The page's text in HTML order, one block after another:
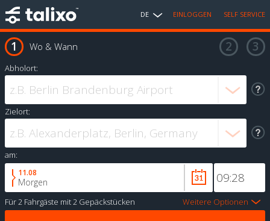
DE EINLOGGEN SELF SERVICE
Wo & Wann
Abholort:
Zielort:
am:
11.08
Morgen
Für2 Fahrgäste mit2 Gepäckstücken Weitere Optionen